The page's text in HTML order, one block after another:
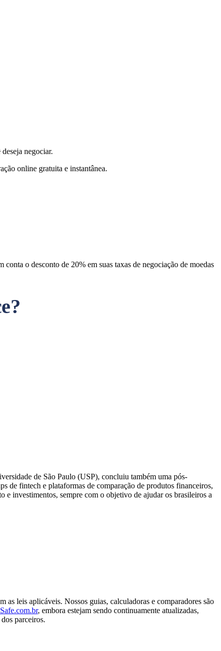
negociar.
online gratuita e instantânea.
o desconto de 20% em suas taxas de negociação de moedas
de São Paulo (USP), concluiu também uma pós-
de fintech e plataformas de comparação de produtos financeiros,
investimentos, sempre com o objetivo de ajudar os brasileiros a
leis aplicáveis. Nossos guias, calculadoras e comparadores são
, embora estejam sendo continuamente atualizadas,
parceiros.